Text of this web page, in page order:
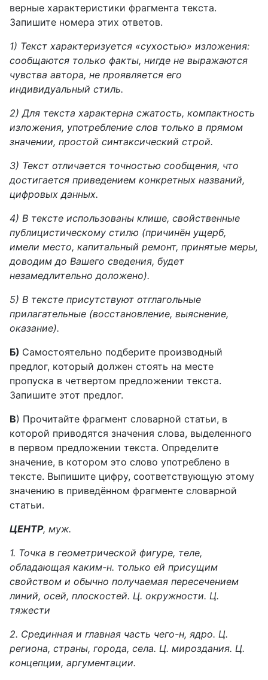
верные характеристики фрагмента текста.
Запишите номера этих ответов.
1) Текст характеризуется «сухостью» изложения:
сообщаются только факты, нигде не выражаются
чувства автора, не проявляется его
индивидуальный стиль.
2) Для текста характерна сжатость, компактность
изложения, употребление слов только в прямом
значении, простой синтаксический строй.
3) Текст отличается точностью сообщения, что
достигается приведением конкретных названий,
цифровых данных.
4) В тексте использованы клише, свойственные
публицистическому стилю (причинён ущерб,
имели место, капитальный ремонт, принятые меры,
доводим до Вашего сведения, будет
незамедлительно доложено).
5) В тексте присутствуют отглагольные
прилагательные (восстановление, выяснение,
оказание).
Б) Самостоятельно подберите производный
предлог, который должен стоять на месте
пропуска в четвертом предложении текста.
Запишите этот предлог.
В) Прочитайте фрагмент словарной статьи, в
которой приводятся значения слова, выделенного
в первом предложении текста. Определите
значение, в котором это слово употреблено в
тексте. Выпишите цифру, соответствующую этому
значению в приведённом фрагменте словарной
статьи.
ЦЕНТР, муж.
1. Точка в геометрической фигуре, теле,
обладающая каким-н. только ей присущим
свойством и обычно получаемая пересечением
линий, осей, плоскостей. Ц. окружности. Ц.
тяжести
2. Срединная и главная часть чего-н, ядро. Ц.
региона, страны, города, села. Ц. мироздания. Ц.
концепции, аргументации.